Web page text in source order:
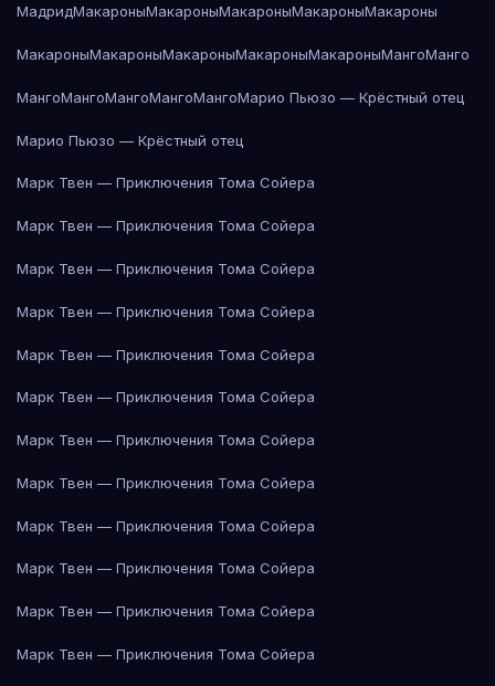
МадридМакароныМакароныМакароныМакароныМакароны
МакароныМакароныМакароныМакароныМакароныМангоМанго
МангоМангоМангоМангоМангоМарио Пьюзо — Крёстный отец
Марио Пьюзо — Крёстный отец
Марк Твен — Приключения Тома Сойера
Марк Твен — Приключения Тома Сойера
Марк Твен — Приключения Тома Сойера
Марк Твен — Приключения Тома Сойера
Марк Твен — Приключения Тома Сойера
Марк Твен — Приключения Тома Сойера
Марк Твен — Приключения Тома Сойера
Марк Твен — Приключения Тома Сойера
Марк Твен — Приключения Тома Сойера
Марк Твен — Приключения Тома Сойера
Марк Твен — Приключения Тома Сойера
Марк Твен — Приключения Тома Сойера